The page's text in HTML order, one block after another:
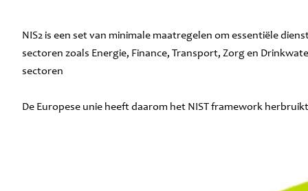
NIS2 is een set van minimale maatregelen om essentiële
sectoren zoals Energie, Finance, Transport, Zorg en
sectoren
De Europese unie heeft daarom het NIST framework